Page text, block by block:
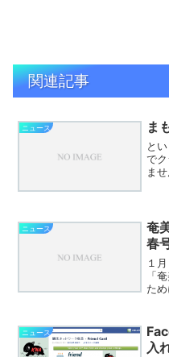
関連記事
ニュース ま
と
で
ま
調
ニュース
奄
春
１
「
た
内
きま
ニュース
入